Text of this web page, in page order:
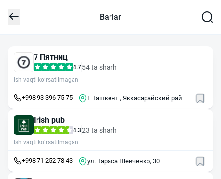
Barlar
7 Пятниц
4.754 ta sharh
Ish vaqti ko‘rsatilmagan
+998 93 396 75 75
Г Ташкент , Яккасарайский район
Irish pub
4.323 ta sharh
Ish vaqti ko‘rsatilmagan
+998 71 252 78 43 ул. Тараса Шевченко, 30